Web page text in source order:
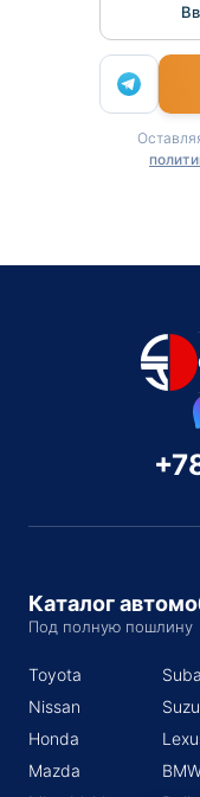
Каталог
Под полную пошлину
Toyota
Nissan
Honda
Mazda